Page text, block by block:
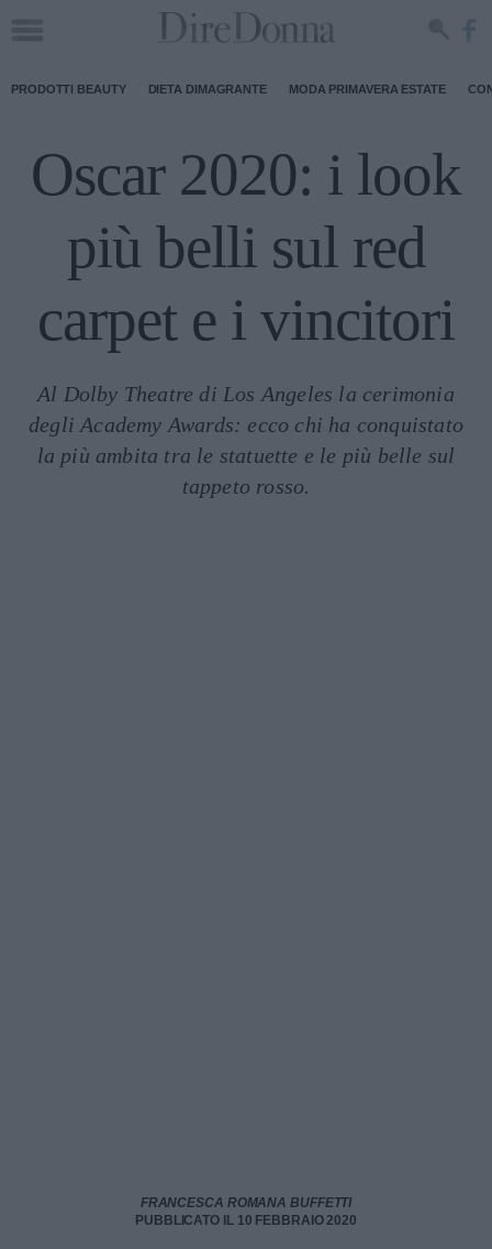
PRODOTTI BEAUTY DIETA DIMAGRANTE MODA PRIMAVERA ESTATE
Oscar 2020: i look
più belli sul red
carpet e i vincitori
Al Dolby Theatre di Los Angeles la cerimonia
degli Academy Awards: ecco chi ha conquistato
la più ambita tra le statuette e le più belle sul
tappeto rosso.
FRANCESCA ROMANA BUFFETTI
PUBBLICATO IL 10 FEBBRAIO 2020